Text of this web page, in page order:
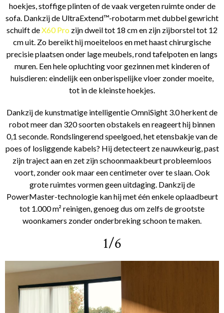
hoekjes, stoffige plinten of de vaak vergeten ruimte onder de
sofa. Dankzij de UltraExtend™-robotarm met dubbel gewricht
schuift deX60 Pro zijn dweil tot 18 cm en zijn zijborstel tot 12
cm uit. Zo bereikt hij moeiteloos en met haast chirurgische
precisie plaatsen onder lage meubels, rond tafelpoten en langs
muren. Een hele opluchting voor gezinnen met kinderen of
huisdieren: eindelijk een onberispelijke vloer zonder moeite,
tot in de kleinste hoekjes.
Dankzij de kunstmatige intelligentie OmniSight 3.0 herkent de
robot meer dan 320 soorten obstakels en reageert hij binnen
0,1 seconde. Rondslingerend speelgoed, het etensbakje van de
poes of losliggende kabels? Hij detecteert ze nauwkeurig, past
zijn traject aan en zet zijn schoonmaakbeurt probleemloos
voort, zonder ook maar een centimeter over te slaan. Ook
grote ruimtes vormen geen uitdaging. Dankzij de
PowerMaster-technologie kan hij met één enkele oplaadbeurt
tot 1.000 m² reinigen, genoeg dus om zelfs de grootste
woonkamers zonder onderbreking schoon te maken.
1/6